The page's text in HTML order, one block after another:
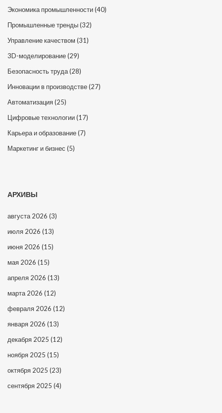
Экономика промышленности(40)
Промышленные тренды(32)
Управление качеством (31)
3D-моделирование(29)
Безопасность труда(28)
Инновации в производстве(27)
Автоматизация(25)
Цифровые технологии(17)
Карьера и образование(7)
Маркетинг и бизнес (5)
АРХИВЫ
августа 2026 (3)
июля 2026 (13)
июня 2026 (15)
мая 2026 (15)
апреля 2026 (13)
марта 2026 (12)
февраля 2026 (12)
января 2026 (13)
декабря 2025 (12)
ноября 2025 (15)
октября 2025 (23)
сентября 2025 (4)